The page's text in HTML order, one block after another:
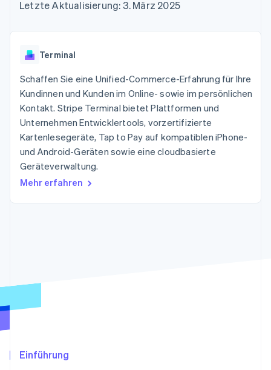
Authorization
Optimierung der
Autorisierungsraten
Link
Beschleunigter
Bezahlvorgang
Financial
Connections
Finanzdaten
Data Pipeline
Identity
Online-Identitätsprüfung
Geldmanagement
SaaS
Nach Branche
KI-Unternehmen
Gaming
Bewirtung, Reisen und
Freizeit
Medien und
Unterhaltung
Organisationen
Marktplatz auf
Abonnementverwaltung
Abrechnung um
Stablecoin-gestützte
Karten ausgeben: So
geht´s
Bereitstellung und
Verwaltung von
Diensten mit Agenten
Ressourcen
Kontakt
kontaktieren
Partner werden
Letzte Aktualisierung: 3. März 2025
Terminal
Schaffen Sie eine Unified-Commerce-Erfahrung für Ihre
Kundinnen und Kunden im Online- sowie im persönlichen
Kontakt. Stripe Terminal bietet Plattformen und
Unternehmen Entwicklertools, vorzertifizierte
Kartenlesegeräte, Tap to Pay auf kompatiblen iPhone-
und Android-Geräten sowie eine cloudbasierte
Geräteverwaltung.
Mehr erfahren
Einführung